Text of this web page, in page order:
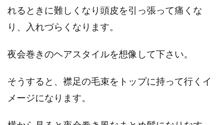
れるときに難しくなり頭皮を引っ張って痛くな
り、入れづらくなります。
夜会巻きのヘアスタイルを想像して下さい。
そうすると、襟足の毛束をトップに持って行くイ
メージになります。